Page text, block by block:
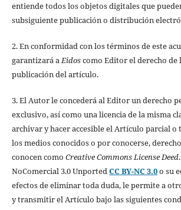
entiende todos los objetos digitales que
subsiguiente publicación o distribución
2. En conformidad con los términos de este
garantizará aEidoscomo Editor el derecho de
publicación del artículo.
3. El Autor le concederá al Editor un derecho
exclusivo, así como una licencia de la misma
archivar y hacer accesible el Artículo parcial
los medios conocidos o por conocerse,
conocen como Creative Commons License Deed
NoComercial 3.0 UnportedCC BY-NC 3.0o su
efectos de eliminar toda duda, le permite a
y transmitir el Artículo bajo las siguientes